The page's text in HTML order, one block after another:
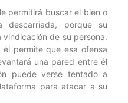
permitirá buscar el bien o
descarriada, porque su
de su persona.
permite que esa ofensa
una pared entre él
puede verse tentado a
para atacar a su